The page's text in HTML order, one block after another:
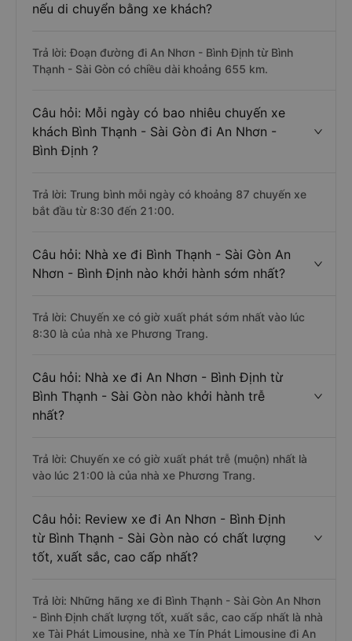
nếu di chuyển bằng xe khách?
Trả lời: Đoạn đường đi An Nhơn - Bình Định từ Bình
Thạnh - Sài Gòn có chiều dài khoảng 655 km.
Câu hỏi: Mỗi ngày có bao nhiêu chuyến xe
khách Bình Thạnh - Sài Gòn đi An Nhơn -
Bình Định ?
Trả lời: Trung bình mỗi ngày có khoảng 87 chuyến xe
bắt đầu từ 8:30 đến 21:00.
Câu hỏi: Nhà xe đi Bình Thạnh - Sài Gòn An
Nhơn - Bình Định nào khởi hành sớm nhất?
Trả lời: Chuyến xe có giờ xuất phát sớm nhất vào lúc
8:30 là của nhà xe Phương Trang.
Câu hỏi: Nhà xe đi An Nhơn - Bình Định từ
Bình Thạnh - Sài Gòn nào khởi hành trễ
nhất?
Trả lời: Chuyến xe có giờ xuất phát trễ (muộn) nhất là
vào lúc 21:00 là của nhà xe Phương Trang.
Câu hỏi: Review xe đi An Nhơn - Bình Định
từ Bình Thạnh - Sài Gòn nào có chất lượng
tốt, xuất sắc, cao cấp nhất?
Trả lời: Những hãng xe đi Bình Thạnh - Sài Gòn An Nhơn
- Bình Định chất lượng tốt, xuất sắc, cao cấp nhất là nhà
xe Tài Phát Limousine, nhà xe Tín Phát Limousine đi An